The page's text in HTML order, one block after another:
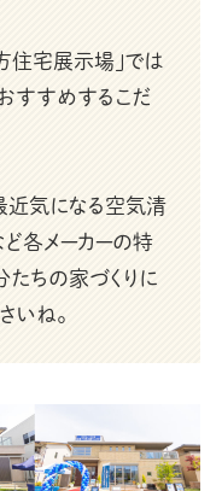
住宅展示場」では
すすめするこだ
近気になる空気清
ど各メーカーの特
ちの家づくりに
いね。